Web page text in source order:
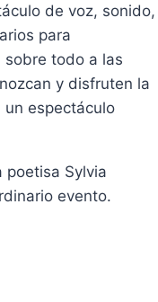
de voz, sonido,
para
todo a las
y disfruten la
un espectáculo
poetisa Sylvia
evento.